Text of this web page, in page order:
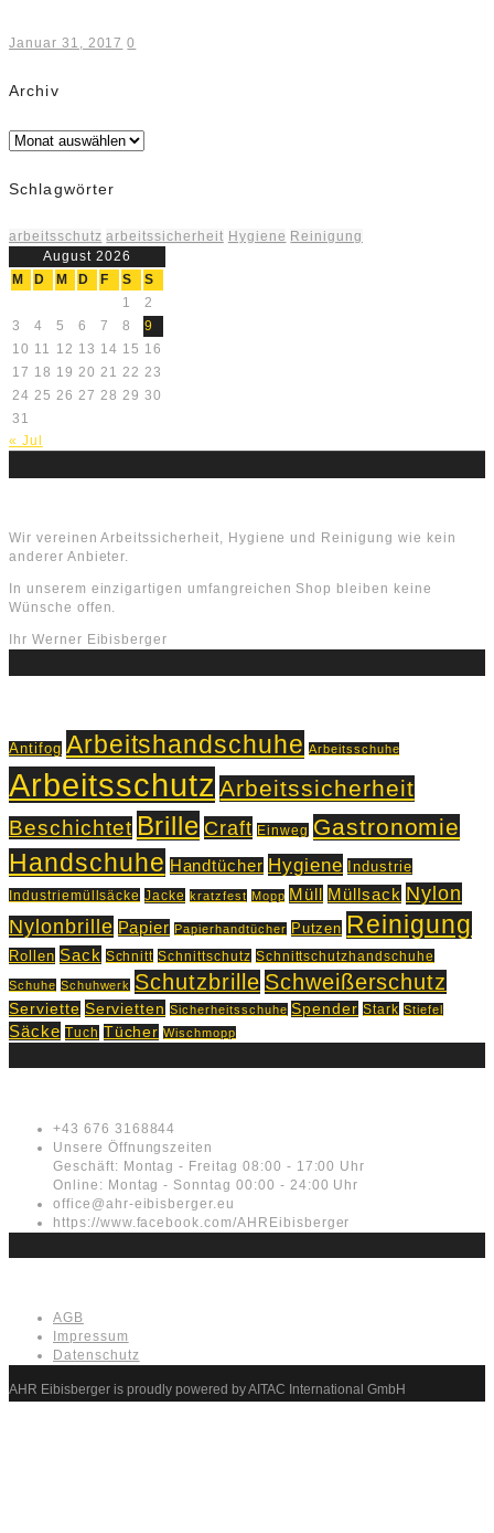
Januar 31, 2017 0
Archiv
Archiv
Schlagwörter
arbeitsschutz arbeitssicherheit Hygiene Reinigung
August 2026
M
D M D F S
S
1
2
3
4 5 6 7 8
9
10 11 12 13 14 15 16
17 18 19 20 21 22 23
24 25 26 27 28 29 30
31
« Jul
Wir vereinen Arbeitssicherheit, Hygiene und Reinigung wie kein
anderer Anbieter.
In unserem einzigartigen umfangreichen Shop bleiben keine
Wünsche offen.
Ihr Werner Eibisberger
Antifog Arbeitshandschuhe Arbeitsschuhe
Arbeitsschutz Arbeitssicherheit
Beschichtet Brille Craft Einweg Gastronomie
Handschuhe Handtücher Hygiene Industrie
Industriemüllsäcke Jacke kratzfest Mopp Müll Müllsack Nylon
Nylonbrille Papier Papierhandtücher Putzen Reinigung
Rollen Sack Schnitt Schnittschutz Schnittschutzhandschuhe
Schuhe Schuhwerk Schutzbrille Schweißerschutz
Serviette Servietten Sicherheitsschuhe Spender Stark Stiefel
Säcke Tuch Tücher Wischmopp
+43 676 3168844
Unsere Öffnungszeiten
Geschäft: Montag - Freitag 08:00 - 17:00 Uhr
Online: Montag - Sonntag 00:00 - 24:00 Uhr
office@ahr-eibisberger.eu
https://www.facebook.com/AHREibisberger
AGB
Impressum
Datenschutz
AHR Eibisberger is proudly powered by AITAC International GmbH